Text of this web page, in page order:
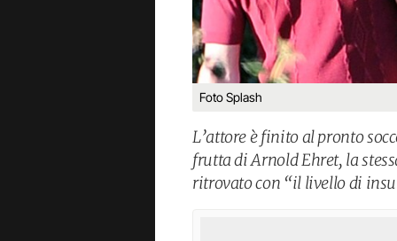
Foto Splash
L’attore è finito al pronto
frutta di Arnold Ehret, la
ritrovato con “il livello di